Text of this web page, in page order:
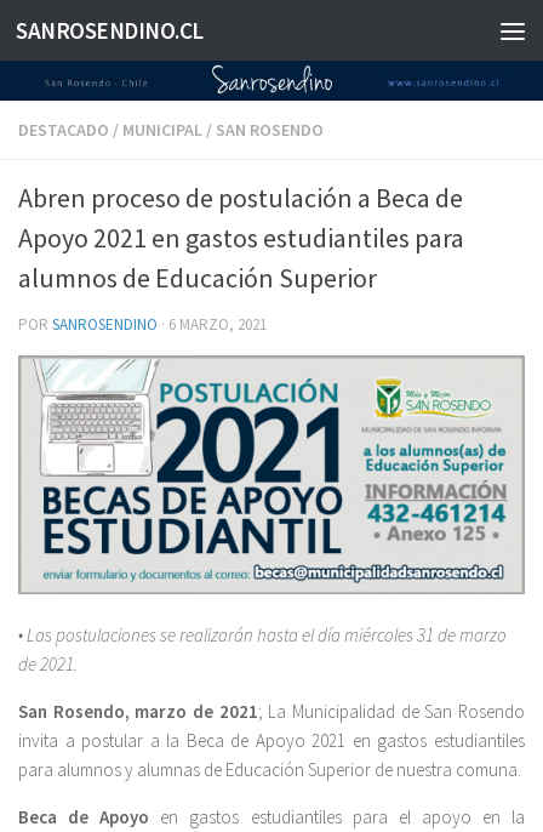
Saltar al contenido
SANROSENDINO.CL
DESTACADO / MUNICIPAL / SAN ROSENDO
Abren proceso de postulación a Beca de
Apoyo 2021 en gastos estudiantiles para
alumnos de Educación Superior
POR SANROSENDINO · 6 MARZO, 2021
• Las postulaciones se realizarán hasta el día miércoles 31 de marzo
de 2021.
San Rosendo, marzo de 2021; La Municipalidad de San Rosendo
invita a postular a la Beca de Apoyo 2021 en gastos estudiantiles
para alumnos y alumnas de Educación Superior de nuestra comuna.
Beca de Apoyo en gastos estudiantiles para el apoyo en la